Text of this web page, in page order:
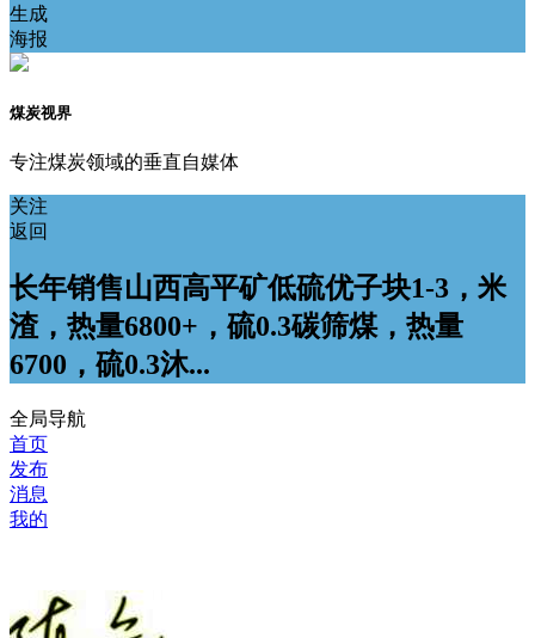
生成
海报
煤炭视界
专注煤炭领域的垂直自媒体
关注
返回
长年销售山西高平矿低硫优子块1-3，米
渣，热量6800+，硫0.3碳筛煤，热量
6700，硫0.3沐...
全局导航
首页
发布
消息
我的